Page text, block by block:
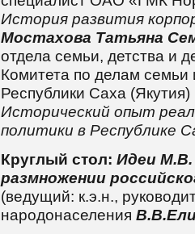
История развития
Мостахова Татьяна
отдела семьи, детства и
Комитета по делам семьи
Республики Саха (Якутия)
Исторический опыт
политики в Республике
Круглый стол: Идеи М.В.
размножении
(ведущий: к.э.н.,
народонаселения